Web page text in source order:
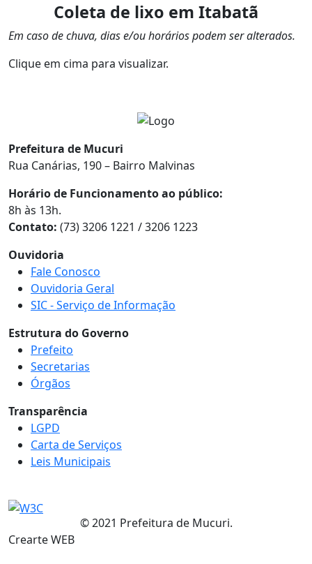
Coleta de lixo em Itabatã
Em caso de chuva, dias e/ou horários podem ser alterados.
Clique em cima para visualizar.
Prefeitura de Mucuri
Rua Canárias, 190 – Bairro Malvinas
Horário de Funcionamento ao público:
8h às 13h.
Contato: (73) 3206 1221 / 3206 1223
Ouvidoria
Fale Conosco
Ouvidoria Geral
SIC - Serviço de Informação
Estrutura do Governo
Prefeito
Secretarias
Órgãos
Transparência
LGPD
Carta de Serviços
Leis Municipais
© 2021 Prefeitura de Mucuri.
Crearte WEB